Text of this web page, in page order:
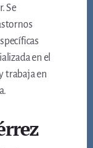
Se
en el
trabaja en